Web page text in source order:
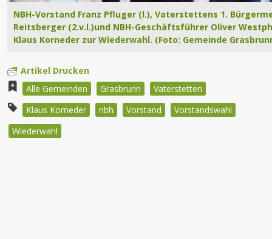
NBH-Vorstand Franz Pfluger (l.), Vaterstettens 1.
Reitsberger (2.v.l.)und NBH-Geschäftsführer Oliver
Klaus Korneder zur Wiederwahl. (Foto: Gemeinde
Artikel Drucken
Alle Gemeinden
Grasbrunn
Vaterstetten
Klaus Korneder
nbh Vorstand
Vorstandswahl
Wiederwahl